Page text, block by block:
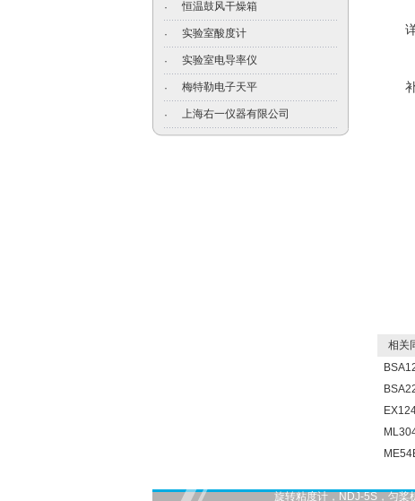
· 恒温鼓风干燥箱
· 实验室酸度计
· 实验室电导率仪
· 梅特勒电子天平
· 上海右一仪器有限公司
相关
旋转粘度计，NDJ-5S，匀桨